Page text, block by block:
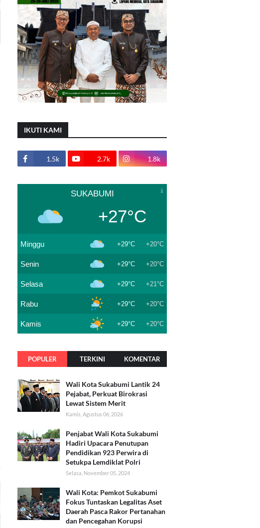
IKUTI KAMI
1.5k 2.7k 1.8k
SUKABUMI
+27°C
Minggu +29°C +20°C
Senin +29°C +20°C
Selasa +29°C +21°C
Rabu +29°C +20°C
Kamis +29°C +20°C
POPULER TERKINI KOMENTAR
Wali Kota Sukabumi Lantik 24
Pejabat, Perkuat Birokrasi
Lewat Sistem Merit
Kamis, Agustus 06, 2026
Penjabat Wali Kota Sukabumi
Hadiri Upacara Penutupan
Pendidikan 923 Perwira di
Setukpa Lemdiklat Polri
Selasa, November 05, 2024
Wali Kota: Pemkot Sukabumi
Fokus Tuntaskan Legalitas Aset
Daerah Pasca Rakor Pertanahan
dan Pencegahan Korupsi